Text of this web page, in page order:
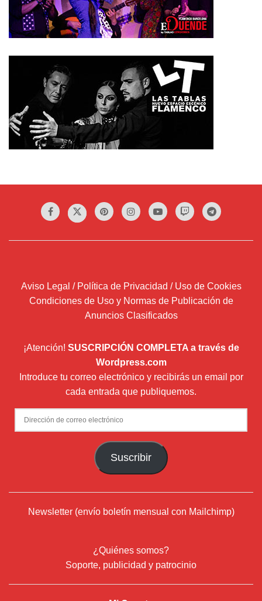
Aviso Legal / Política de Privacidad / Uso de Cookies
Condiciones de Uso y Normas de Publicación de
Anuncios Clasificados
¡Atención! SUSCRIPCIÓN COMPLETA a través de
Wordpress.com
Introduce tu correo electrónico y recibirás un email por
cada entrada que publiquemos.
Dirección
de
Suscribir
Newsletter (envío boletín mensual con Mailchimp)
¿Quiénes somos?
Soporte, publicidad y patrocinio